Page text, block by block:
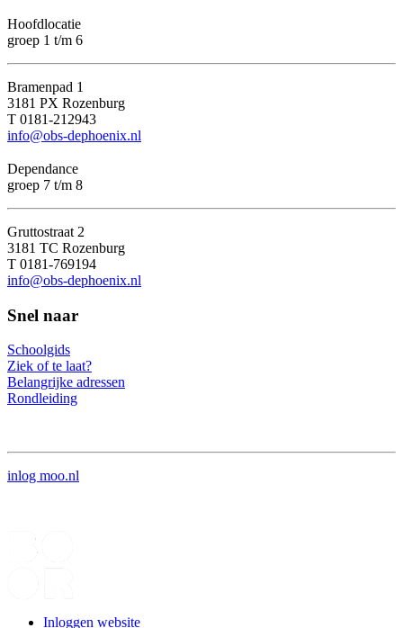
Hoofdlocatie
groep 1 t/m 6
Bramenpad 1
3181 PX Rozenburg
T 0181-212943
info@obs-dephoenix.nl
Dependance
groep 7 t/m 8
Gruttostraat 2
3181 TC Rozenburg
T 0181-769194
info@obs-dephoenix.nl
Snel naar
Schoolgids
Ziek of te laat?
Belangrijke adressen
Rondleiding
inlog moo.nl
Inloggen website